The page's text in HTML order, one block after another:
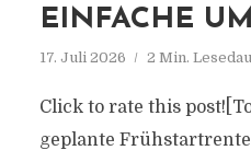
EINFACHE
17. Juli 2026 2 Min.
Click to rate this
geplante